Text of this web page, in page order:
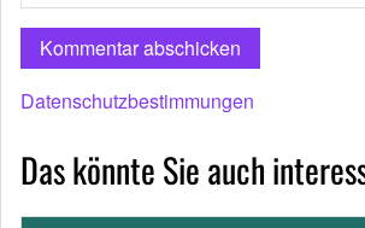
Datenschutzbestimmungen
Das könnte Sie auch